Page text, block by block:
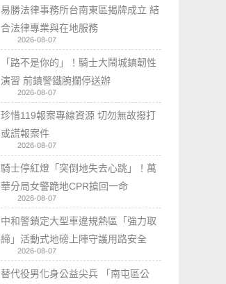
易勝法律事務所台南東區揭牌成立 結
合法律專業與在地服務
2026-08-07
「路不是你的」！騎士大鬧城鎮韌性
演習 前鎮警鐵腕攔停送辦
2026-08-07
珍惜119報案專線資源 切勿無故撥打
或謊報案件
2026-08-07
騎士停紅燈「突倒地失去心跳」！萬
華分局女警跪地CPR搶回一命
2026-08-07
中和警鎖定大型車違規熱區「強力取
締」活動式地磅上陣守護用路安全
2026-08-07
替代役男化身公益尖兵 「南屯區公